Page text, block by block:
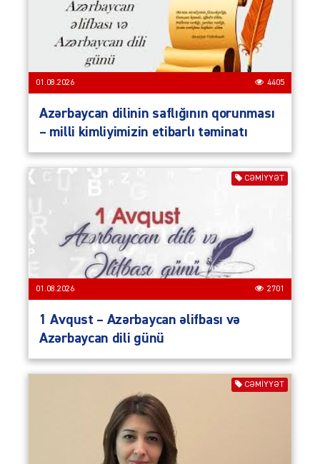
01.08.2026 4405
Azərbaycan dilinin saflığının qorunması
– milli kimliyimizin etibarlı təminatı
CƏMIYYƏT
01.08.2026 2701
1 Avqust – Azərbaycan əlifbası və
Azərbaycan dili günü
CƏMIYYƏT